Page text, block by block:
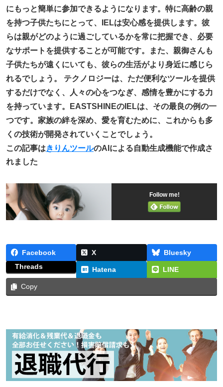
にもっと簡単に参加できるようになります。特に高齢の親
を持つ子供たちにとって、IELは安心感を提供します。彼
らは親がどのように過ごしているかを常に把握でき、必要
なサポートを提供することが可能です。また、親御さんも
子供たちが遠くにいても、彼らの生活がより身近に感じら
れるでしょう。 テクノロジーは、ただ便利なツールを提供
するだけでなく、人々の心をつなぎ、感情を豊かにする力
を持っています。EASTSHINEのIELは、その最良の例の一
つです。家族の絆を深め、愛を育むために、これからも多
くの技術が開発されていくことでしょう。
この記事はきりんツールのAIによる自動生成機能で作成さ
れました
Follow me!
Facebook X
Bluesky
Threads
Hatena LINE
Copy